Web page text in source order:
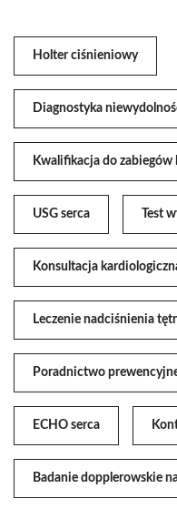
Holter ciśnieniowy
Diagnostyka
Kwalifikacja do
USG serca Test
Konsultacja
Leczenie nadciśnienia
Poradnictwo
ECHO serca
Badanie dopplerowskie